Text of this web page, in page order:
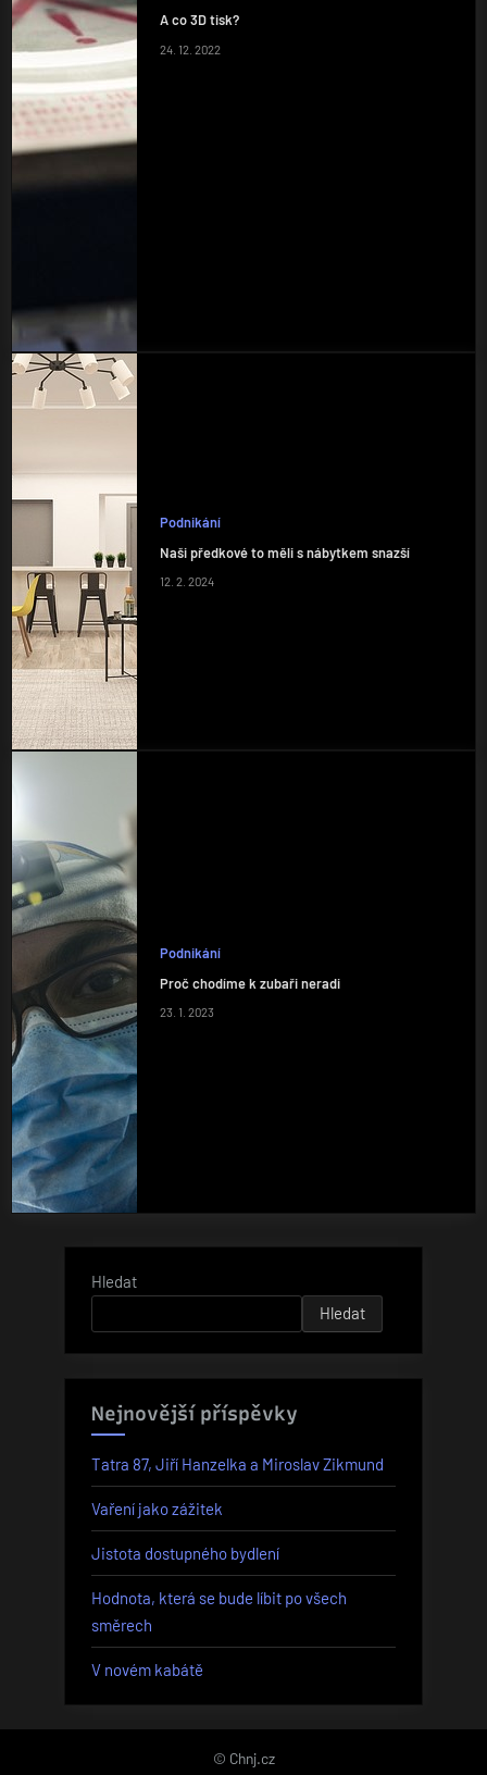
A co 3D tisk?
24. 12. 2022
Podnikání
Naši předkové to měli s nábytkem snazší
12. 2. 2024
Podnikání
Proč chodíme k zubaři neradi
23. 1. 2023
Hledat
Hledat
Nejnovější příspěvky
Tatra 87, Jiří Hanzelka a Miroslav Zikmund
Vaření jako zážitek
Jistota dostupného bydlení
Hodnota, která se bude líbit po všech
směrech
V novém kabátě
© Chnj.cz